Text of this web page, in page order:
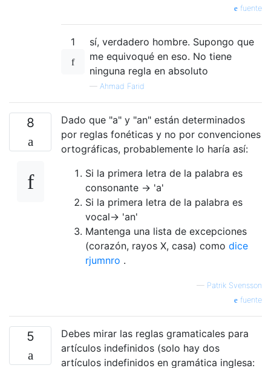
fuente
1
sí, verdadero hombre. Supongo que
me equivoqué en eso. No tiene
ninguna regla en absoluto
— Ahmad Farid
8
Dado que "a" y "an" están determinados
por reglas fonéticas y no por convenciones
ortográficas, probablemente lo haría así:
Si la primera letra de la palabra es
consonante -> 'a'
Si la primera letra de la palabra es
vocal-> 'an'
Mantenga una lista de excepciones
(corazón, rayos X, casa) como dice
rjumnro .
— Patrik Svensson
fuente
5
Debes mirar las reglas gramaticales para
artículos indefinidos (solo hay dos
artículos indefinidos en gramática inglesa: